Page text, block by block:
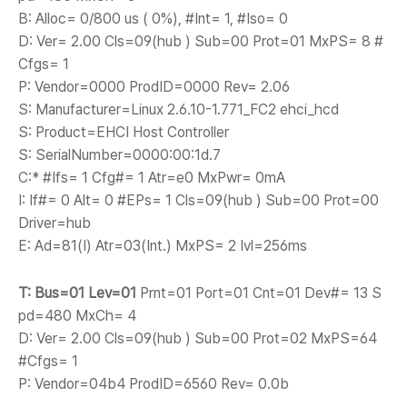
B: Alloc= 0/800 us ( 0%), #Int= 1, #Iso= 0
D: Ver= 2.00 Cls=09(hub ) Sub=00 Prot=01 MxPS= 8 #
Cfgs= 1
P: Vendor=0000 ProdID=0000 Rev= 2.06
S: Manufacturer=Linux 2.6.10-1.771_FC2 ehci_hcd
S: Product=EHCI Host Controller
S: SerialNumber=0000:00:1d.7
C:* #Ifs= 1 Cfg#= 1 Atr=e0 MxPwr= 0mA
I: If#= 0 Alt= 0 #EPs= 1 Cls=09(hub ) Sub=00 Prot=00
Driver=hub
E: Ad=81(I) Atr=03(Int.) MxPS= 2 Ivl=256ms
T: Bus=01 Lev=01 Prnt=01 Port=01 Cnt=01 Dev#= 13 S
pd=480 MxCh= 4
D: Ver= 2.00 Cls=09(hub ) Sub=00 Prot=02 MxPS=64
#Cfgs= 1
P: Vendor=04b4 ProdID=6560 Rev= 0.0b